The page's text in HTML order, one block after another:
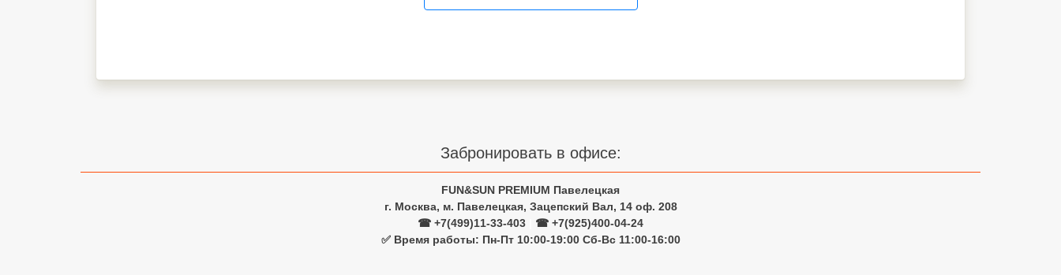
Забронировать в офисе:
FUN&SUN PREMIUM Павелецкая
г. Москва, м. Павелецкая, Зацепский Вал, 14 оф. 208
☎ +7(499)11-33-403
☎ +7(925)400-04-24
✅ Время работы: Пн-Пт 10:00-19:00 Сб-Вс 11:00-16:00